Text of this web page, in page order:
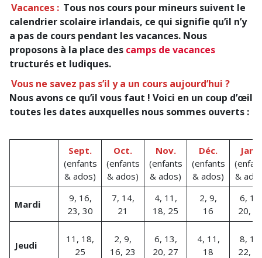
Vacances : Tous nos cours pour mineurs suivent le
calendrier scolaire irlandais, ce qui signifie qu’il n’y
a pas de cours pendant les vacances. Nous
proposons à la place des camps de vacances
tructurés et ludiques.
Vous ne savez pas s’il y a un cours aujourd’hui ?
Nous avons ce qu’il vous faut ! Voici en un coup d’œil
toutes les dates auxquelles nous sommes ouverts :
Sept.
(enfants
& ados)
Oct.
(enfants
& ados)
Nov.
(enfants
& ados)
Déc.
(enfants
& ados)
Janv.
&
Mardi
9, 16,
23, 30
7, 14,
21
4, 11,
18, 25
2, 9,
16
6, 13,
20,
Jeudi
11, 18,
25
2, 9,
16, 23
6, 13,
20, 27
4, 11,
18
8, 15,
22,